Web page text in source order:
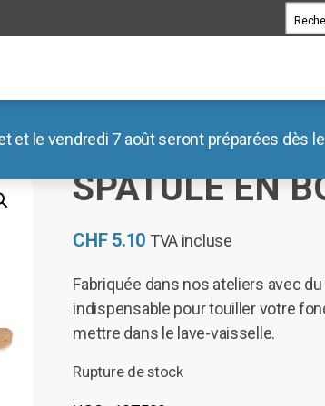
le vendredi 7 août seront préparées dès
SPATULE EN
CHF5.10 TVA incluse
Fabriquée dans nos ateliers avec
indispensable pour touiller votre
mettre dans le lave-vaisselle.
Rupture de stock